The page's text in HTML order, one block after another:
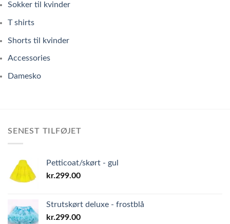
Sokker til kvinder
T shirts
Shorts til kvinder
Accessories
Damesko
SENEST TILFØJET
Petticoat/skørt - gul
kr.299.00
Strutskørt deluxe - frostblå
kr.299.00